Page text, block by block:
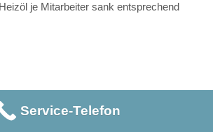
je Mitarbeiter sank entsprechend
Jahr 2023 bezogen auf das Basisjahr
Flüssiggas um 54 Prozent. Die
Service-Telefon